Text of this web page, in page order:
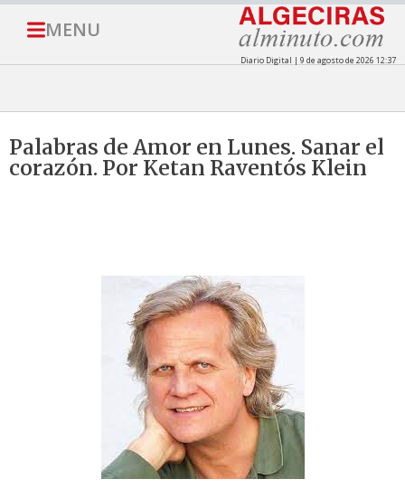
MENU
Diario Digital | 9 de agosto de 2026 12:37
Palabras de Amor en Lunes. Sanar el
corazón. Por Ketan Raventós Klein